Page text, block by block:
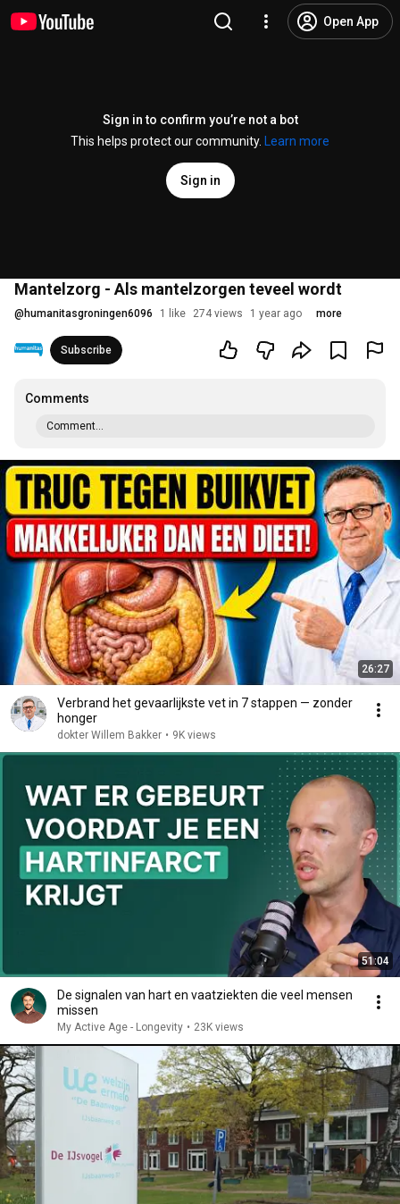
Open App
Sign in to confirm you’re not a bot
This helps protect our community.
Learn more
Sign in
Mantelzorg - Als mantelzorgen teveel wordt
@ humanitasgroningen6096 1 like 274 views 1 year ago more
Subscribe
Comments
Comment...
26:27
Verbrand het gevaarlijkste vet in 7 stappen — zonder
honger
dokter Willem Bakker • 9K views
51:04
De signalen van hart en vaatziekten die veel mensen
missen
My Active Age - Longevity • 23K views